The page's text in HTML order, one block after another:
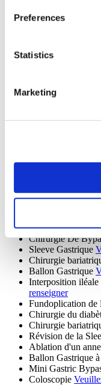
Preferences
Statistics
Marketing
Chirurgie
Distal Bicep Tear
FIV avec don
renseigner
ICSI Veuillez
Veuillez
Fertilité Veuillez
Chirurgie Bariatrique
Chirurgie De
Sleeve Gastrique
Chirurgie
Ballon Gastrique
Interposition
renseigner
Fundoplication de
Chirurgie du
Chirurgie
Révision de la
Ablation d'un
Ballon Gastrique
Mini Gastric
Coloscopie